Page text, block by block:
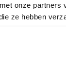
onze
ze hebben